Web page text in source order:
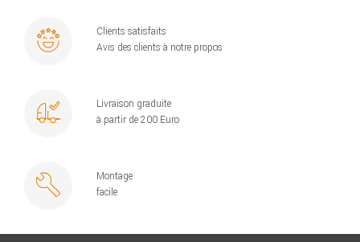
Clients satisfaits
Avis des clients à notre propos
Livraison graduite
à partir de 200 Euro
Montage
facile